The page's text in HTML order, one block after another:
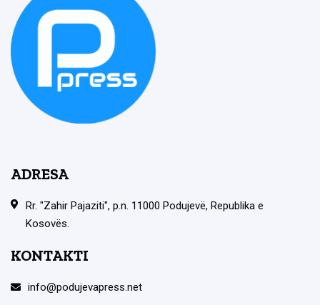
ADRESA
Rr. "Zahir Pajaziti", p.n. 11000 Podujevë, Republika e
Kosovës.
KONTAKTI
info@podujevapress.net